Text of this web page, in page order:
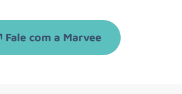
Fale com a Marvee